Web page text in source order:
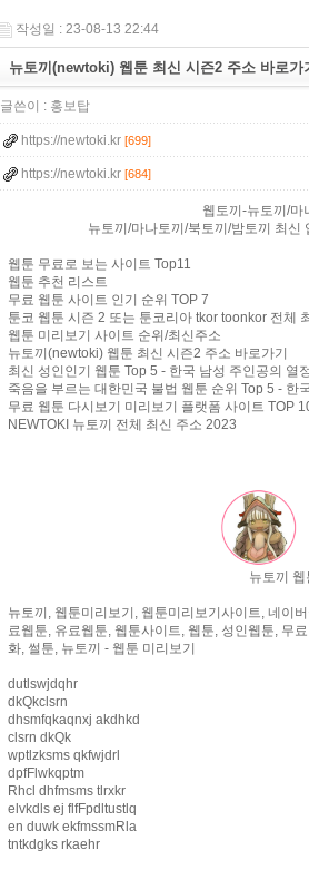
작성일 : 23-08-13 22:44
뉴토끼(newtoki) 웹툰 최신 시즌2 주소 바로가
글쓴이 : 홍보탑
https://newtoki.kr [699]
https://newtoki.kr [684]
웹토끼-뉴토끼/마
뉴토끼/마나토끼/북토끼/밤토끼 최
웹툰 무료로 보는 사이트 Top11
웹툰 추천 리스트
무료 웹툰 사이트 인기 순위 TOP 7
툰코 웹툰 시즌 2 또는 툰코리아 tkor toonkor 전체
웹툰 미리보기 사이트 순위/최신주소
뉴토끼(newtoki) 웹툰 최신 시즌2 주소 바로가기
최신 성인인기 웹툰 Top 5 - 한국 남성 주인공의 열
죽음을 부르는 대한민국 불법 웹툰 순위 Top 5 - 한
무료 웹툰 다시보기 미리보기 플랫폼 사이트 TOP
NEWTOKI 뉴토끼 전체 최신 주소 2023
뉴토끼 웹
뉴토끼, 웹툰미리보기, 웹툰미리보기사이트, 네이
료웹툰, 유료웹툰, 웹툰사이트, 웹툰, 성인웹툰, 무
화, 썰툰, 뉴토끼 - 웹툰 미리보기
dutlswjdqhr
dkQkclsrn
dhsmfqkaqnxj akdhkd
clsrn dkQk
wptlzksms qkfwjdrl
dpfFlwkqptm
Rhcl dhfmsms tlrxkr
elvkdls ej flfFpdltustlq
en duwk ekfmssmRla
tntkdgks rkaehr